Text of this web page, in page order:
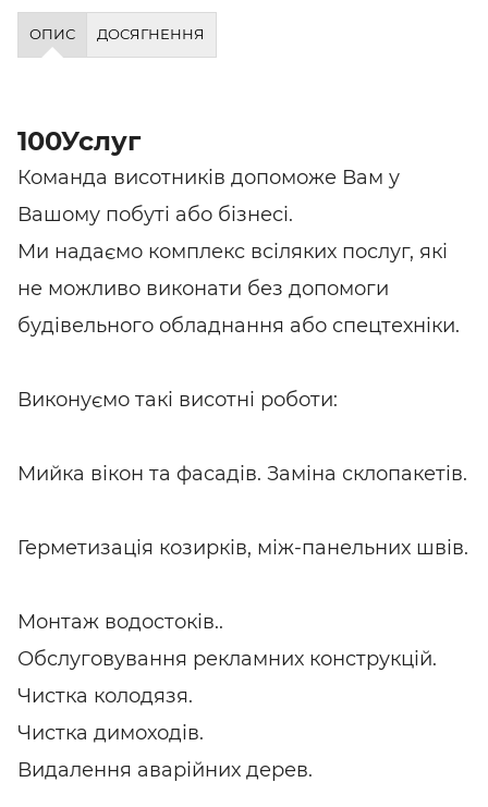
ОПИС ДОСЯГНЕННЯ
100Услуг
Команда висотників допоможе Вам у
Вашому побуті або бізнесі.
Ми надаємо комплекс всіляких послуг, які
не можливо виконати без допомоги
будівельного обладнання або спецтехніки.
Виконуємо такі висотні роботи:
Мийка вікон та фасадів. Заміна склопакетів.
Герметизація козирків, між-панельних швів.
Монтаж водостоків..
Обслуговування рекламних конструкцій.
Чистка колодязя.
Чистка димоходів.
Видалення аварійних дерев.